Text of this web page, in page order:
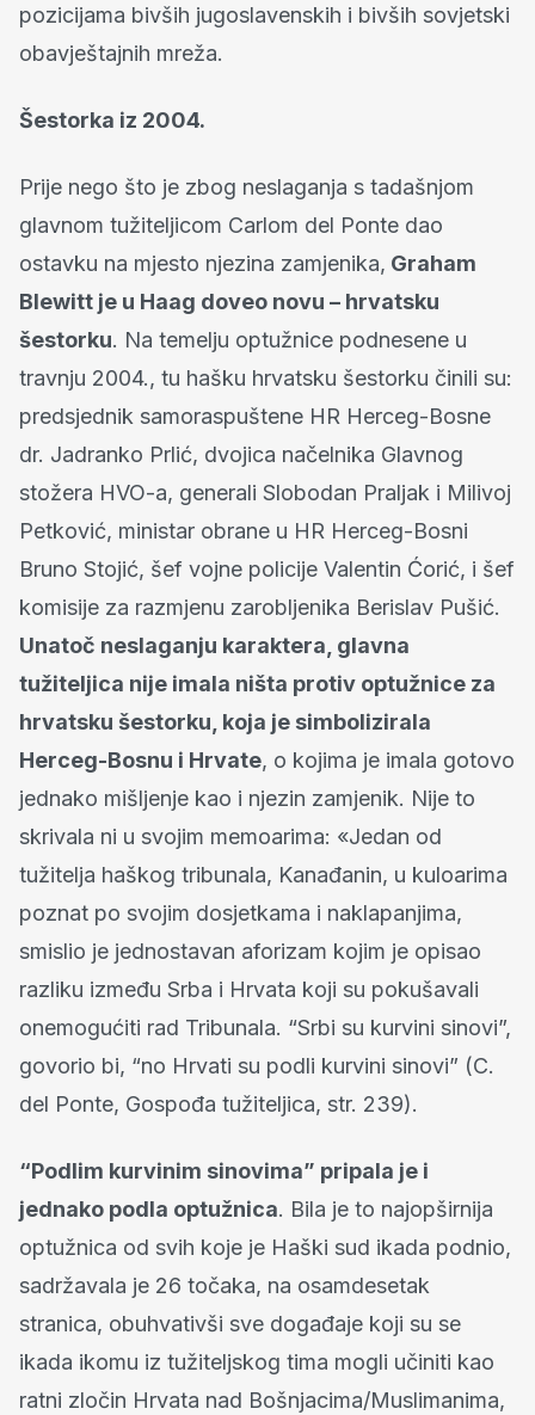
pozicijama bivših jugoslavenskih i bivših sovjetski
obavještajnih mreža.
Šestorka iz 2004.
Prije nego što je zbog neslaganja s tadašnjom
glavnom tužiteljicom Carlom del Ponte dao
ostavku na mjesto njezina zamjenika, Graham
Blewitt je u Haag doveo novu – hrvatsku
šestorku. Na temelju optužnice podnesene u
travnju 2004., tu hašku hrvatsku šestorku činili su:
predsjednik samoraspuštene HR Herceg-Bosne
dr. Jadranko Prlić, dvojica načelnika Glavnog
stožera HVO-a, generali Slobodan Praljak i Milivoj
Petković, ministar obrane u HR Herceg-Bosni
Bruno Stojić, šef vojne policije Valentin Ćorić, i šef
komisije za razmjenu zarobljenika Berislav Pušić.
Unatoč neslaganju karaktera, glavna
tužiteljica nije imala ništa protiv optužnice za
hrvatsku šestorku, koja je simbolizirala
Herceg-Bosnu i Hrvate, o kojima je imala gotovo
jednako mišljenje kao i njezin zamjenik. Nije to
skrivala ni u svojim memoarima: «Jedan od
tužitelja haškog tribunala, Kanađanin, u kuloarima
poznat po svojim dosjetkama i naklapanjima,
smislio je jednostavan aforizam kojim je opisao
razliku između Srba i Hrvata koji su pokušavali
onemogućiti rad Tribunala. “Srbi su kurvini sinovi”,
govorio bi, “no Hrvati su podli kurvini sinovi” (C.
del Ponte, Gospođa tužiteljica, str. 239).
“Podlim kurvinim sinovima” pripala je i
jednako podla optužnica. Bila je to najopširnija
optužnica od svih koje je Haški sud ikada podnio,
sadržavala je 26 točaka, na osamdesetak
stranica, obuhvativši sve događaje koji su se
ikada ikomu iz tužiteljskog tima mogli učiniti kao
ratni zločin Hrvata nad Bošnjacima/Muslimanima,